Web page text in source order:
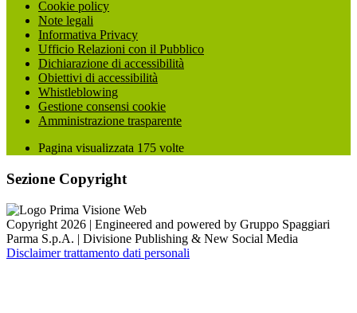
Cookie policy
Note legali
Informativa Privacy
Ufficio Relazioni con il Pubblico
Dichiarazione di accessibilità
Obiettivi di accessibilità
Whistleblowing
Gestione consensi cookie
Amministrazione trasparente
Pagina visualizzata 175 volte
Sezione Copyright
Copyright 2026 | Engineered and powered by Gruppo Spaggiari
Parma S.p.A. | Divisione Publishing & New Social Media
Disclaimer trattamento dati personali